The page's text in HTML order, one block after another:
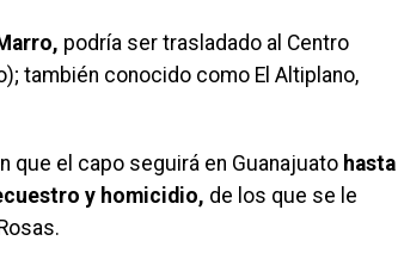
podría ser trasladado al Centro
también conocido como El Altiplano,
que el capo seguirá en Guanajuato hasta
y homicidio, de los que se le